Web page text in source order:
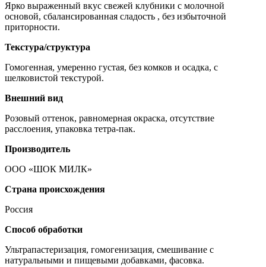
Ярко выраженный вкус свежей клубники с молочной
основой, сбалансированная сладость , без избыточной
приторности.
Текстура/структура
Гомогенная, умеренно густая, без комков и осадка, с
шелковистой текстурой.
Внешний вид
Розовый оттенок, равномерная окраска, отсутствие
расслоения, упаковка тетра-пак.
Производитель
ООО «ШОК МИЛК»
Страна происхождения
Россия
Способ обработки
Ультрапастеризация, гомогенизация, смешивание с
натуральными и пищевыми добавками, фасовка.